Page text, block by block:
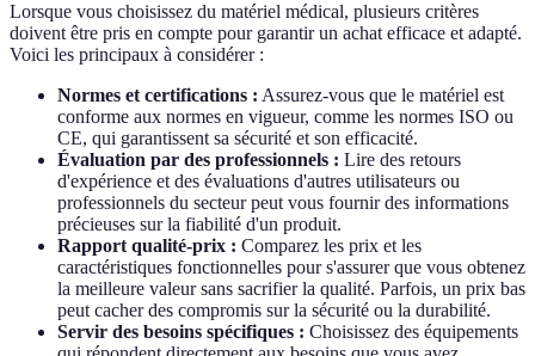
Lorsque vous choisissez du matériel médical, plusieurs critères
doivent être pris en compte pour garantir un achat efficace et adapté.
Voici les principaux à considérer :
Normes et certifications : Assurez-vous que le matériel est
conforme aux normes en vigueur, comme les normes ISO ou
CE, qui garantissent sa sécurité et son efficacité.
Évaluation par des professionnels : Lire des retours
d'expérience et des évaluations d'autres utilisateurs ou
professionnels du secteur peut vous fournir des informations
précieuses sur la fiabilité d'un produit.
Rapport qualité-prix : Comparez les prix et les
caractéristiques fonctionnelles pour s'assurer que vous obtenez
la meilleure valeur sans sacrifier la qualité. Parfois, un prix bas
peut cacher des compromis sur la sécurité ou la durabilité.
Servir des besoins spécifiques : Choisissez des équipements